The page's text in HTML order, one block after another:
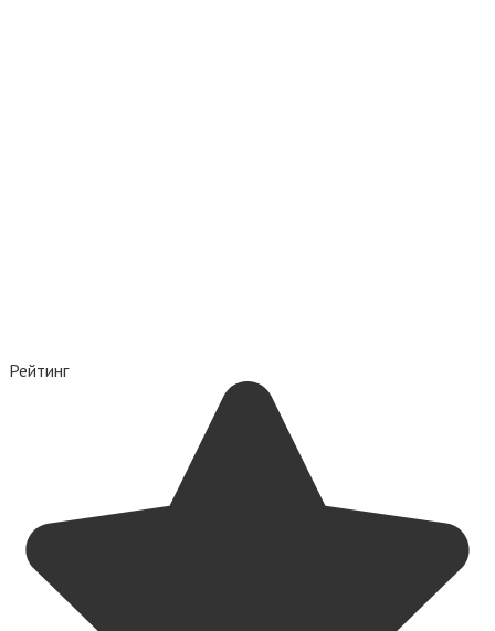
Рейтинг